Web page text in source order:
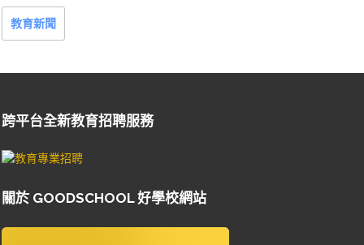
教育新聞
跨平台全新教育招聘服務
關於 GOODSCHOOL 好學校網站